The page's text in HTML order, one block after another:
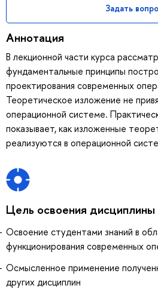
Задать
Аннотация
В лекционной части курса
фундаментальные принципы
проектирования современных
Теоретическое изложение не
операционной системе.
показывает, как изложенные
реализуются в операционной
Цель освоения дисциплины
Освоение студентами знаний в
функционирования современных
Осмысленное применение
других дисциплин